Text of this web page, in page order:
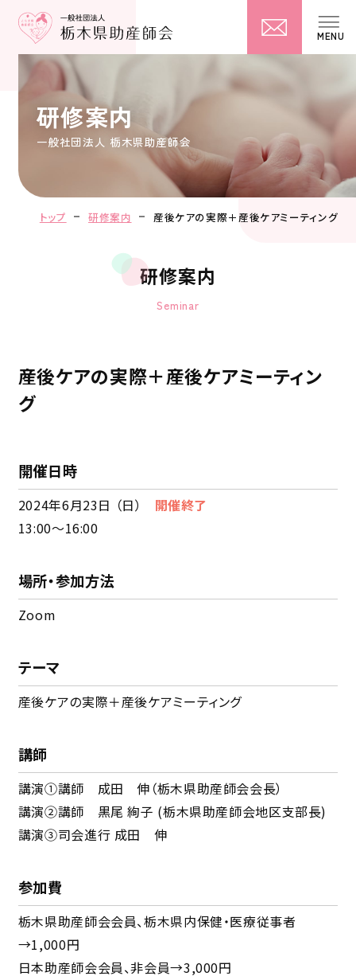
MENU
研修案内
トップ 研修案内 産後ケアの実際＋産後ケアミーティング
研修案内
Seminar
産後ケアの実際＋産後ケアミーティン
グ
開催日時
2024年6月23日 （日）
13:00〜16:00
場所・参加方法
Zoom
テーマ
産後ケアの実際＋産後ケアミーティング
講師
講演①講師 成田 伸（栃木県助産師会会長）
講演②講師 黒尾 絢子 (栃木県助産師会地区支部長)
講演③司会進行 成田 伸
参加費
栃木県助産師会会員、栃木県内保健・医療従事者
→1,000円
日本助産師会会員、非会員→3,000円